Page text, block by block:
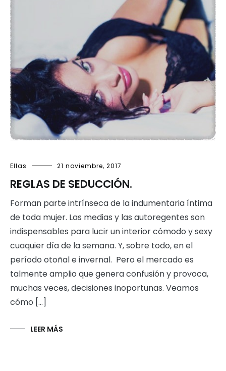
Ellas 21 noviembre, 2017
REGLAS DE SEDUCCIÓN.
Forman parte intrínseca de la indumentaria íntima
de toda mujer. Las medias y las autoregentes son
indispensables para lucir un interior cómodo y sexy
cuaquier día de la semana. Y, sobre todo, en el
período otoñal e invernal. Pero el mercado es
talmente amplio que genera confusión y provoca,
muchas veces, decisiones inoportunas. Veamos
cómo […]
LEER MÁS